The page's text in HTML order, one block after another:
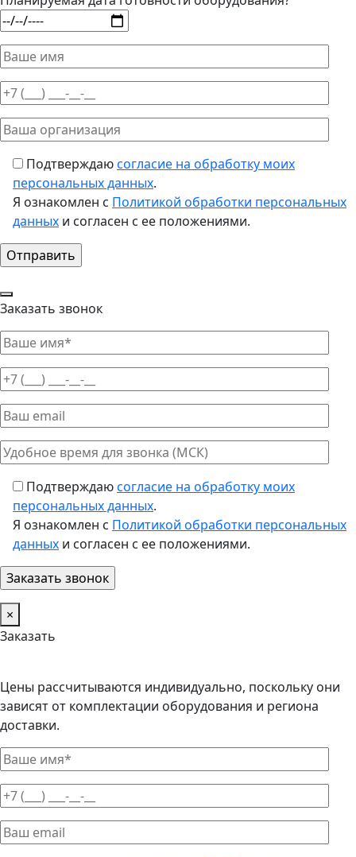
Подтверждаюсогласие на обработку моих
персональных данных.
Я ознакомлен с Политикой обработки персональных
данных и согласен с ее положениями.
Заказать звонок
Подтверждаюсогласие на обработку моих
персональных данных.
Я ознакомлен с Политикой обработки персональных
данных и согласен с ее положениями.
×
Заказать
Цены рассчитываются индивидуально, поскольку они
зависят от комплектации оборудования и региона
доставки.